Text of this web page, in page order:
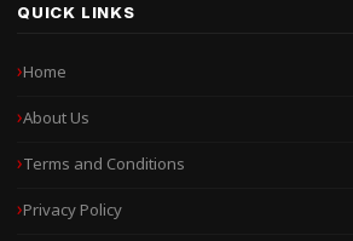
QUICK LINKS
Home
About Us
Terms and Conditions
Privacy Policy